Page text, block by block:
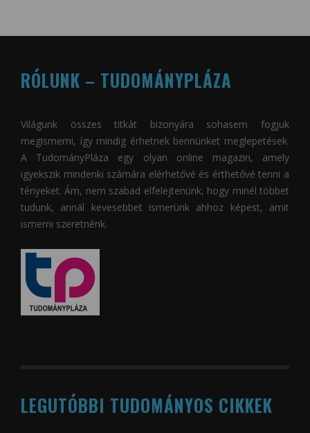
RÓLUNK – TUDOMÁNYPLÁZA
Világunk összes titkát bizonyára sohasem fogjuk
megismerni, így mindig érhetnek bennünket meglepetések.
A TudományPláza egy olyan online magazin, amely
igyekszik mindenki számára elérhetővé és érthetővé tenni a
tényeket. Ám, nem szabad elfelejtenünk, hogy minél többet
tudunk, annál kevesebbet ismerünk ahhoz képest, amit
ismerni szeretnénk.
LEGUTÓBBI TUDOMÁNYOS CIKKEK